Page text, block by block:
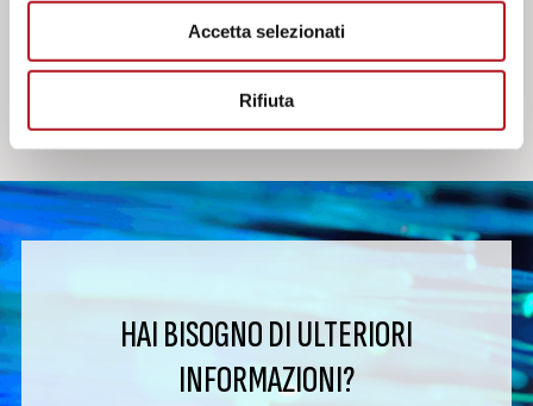
Accetta selezionati
Rifiuta
HAI BISOGNO DI ULTERIORI
INFORMAZIONI?